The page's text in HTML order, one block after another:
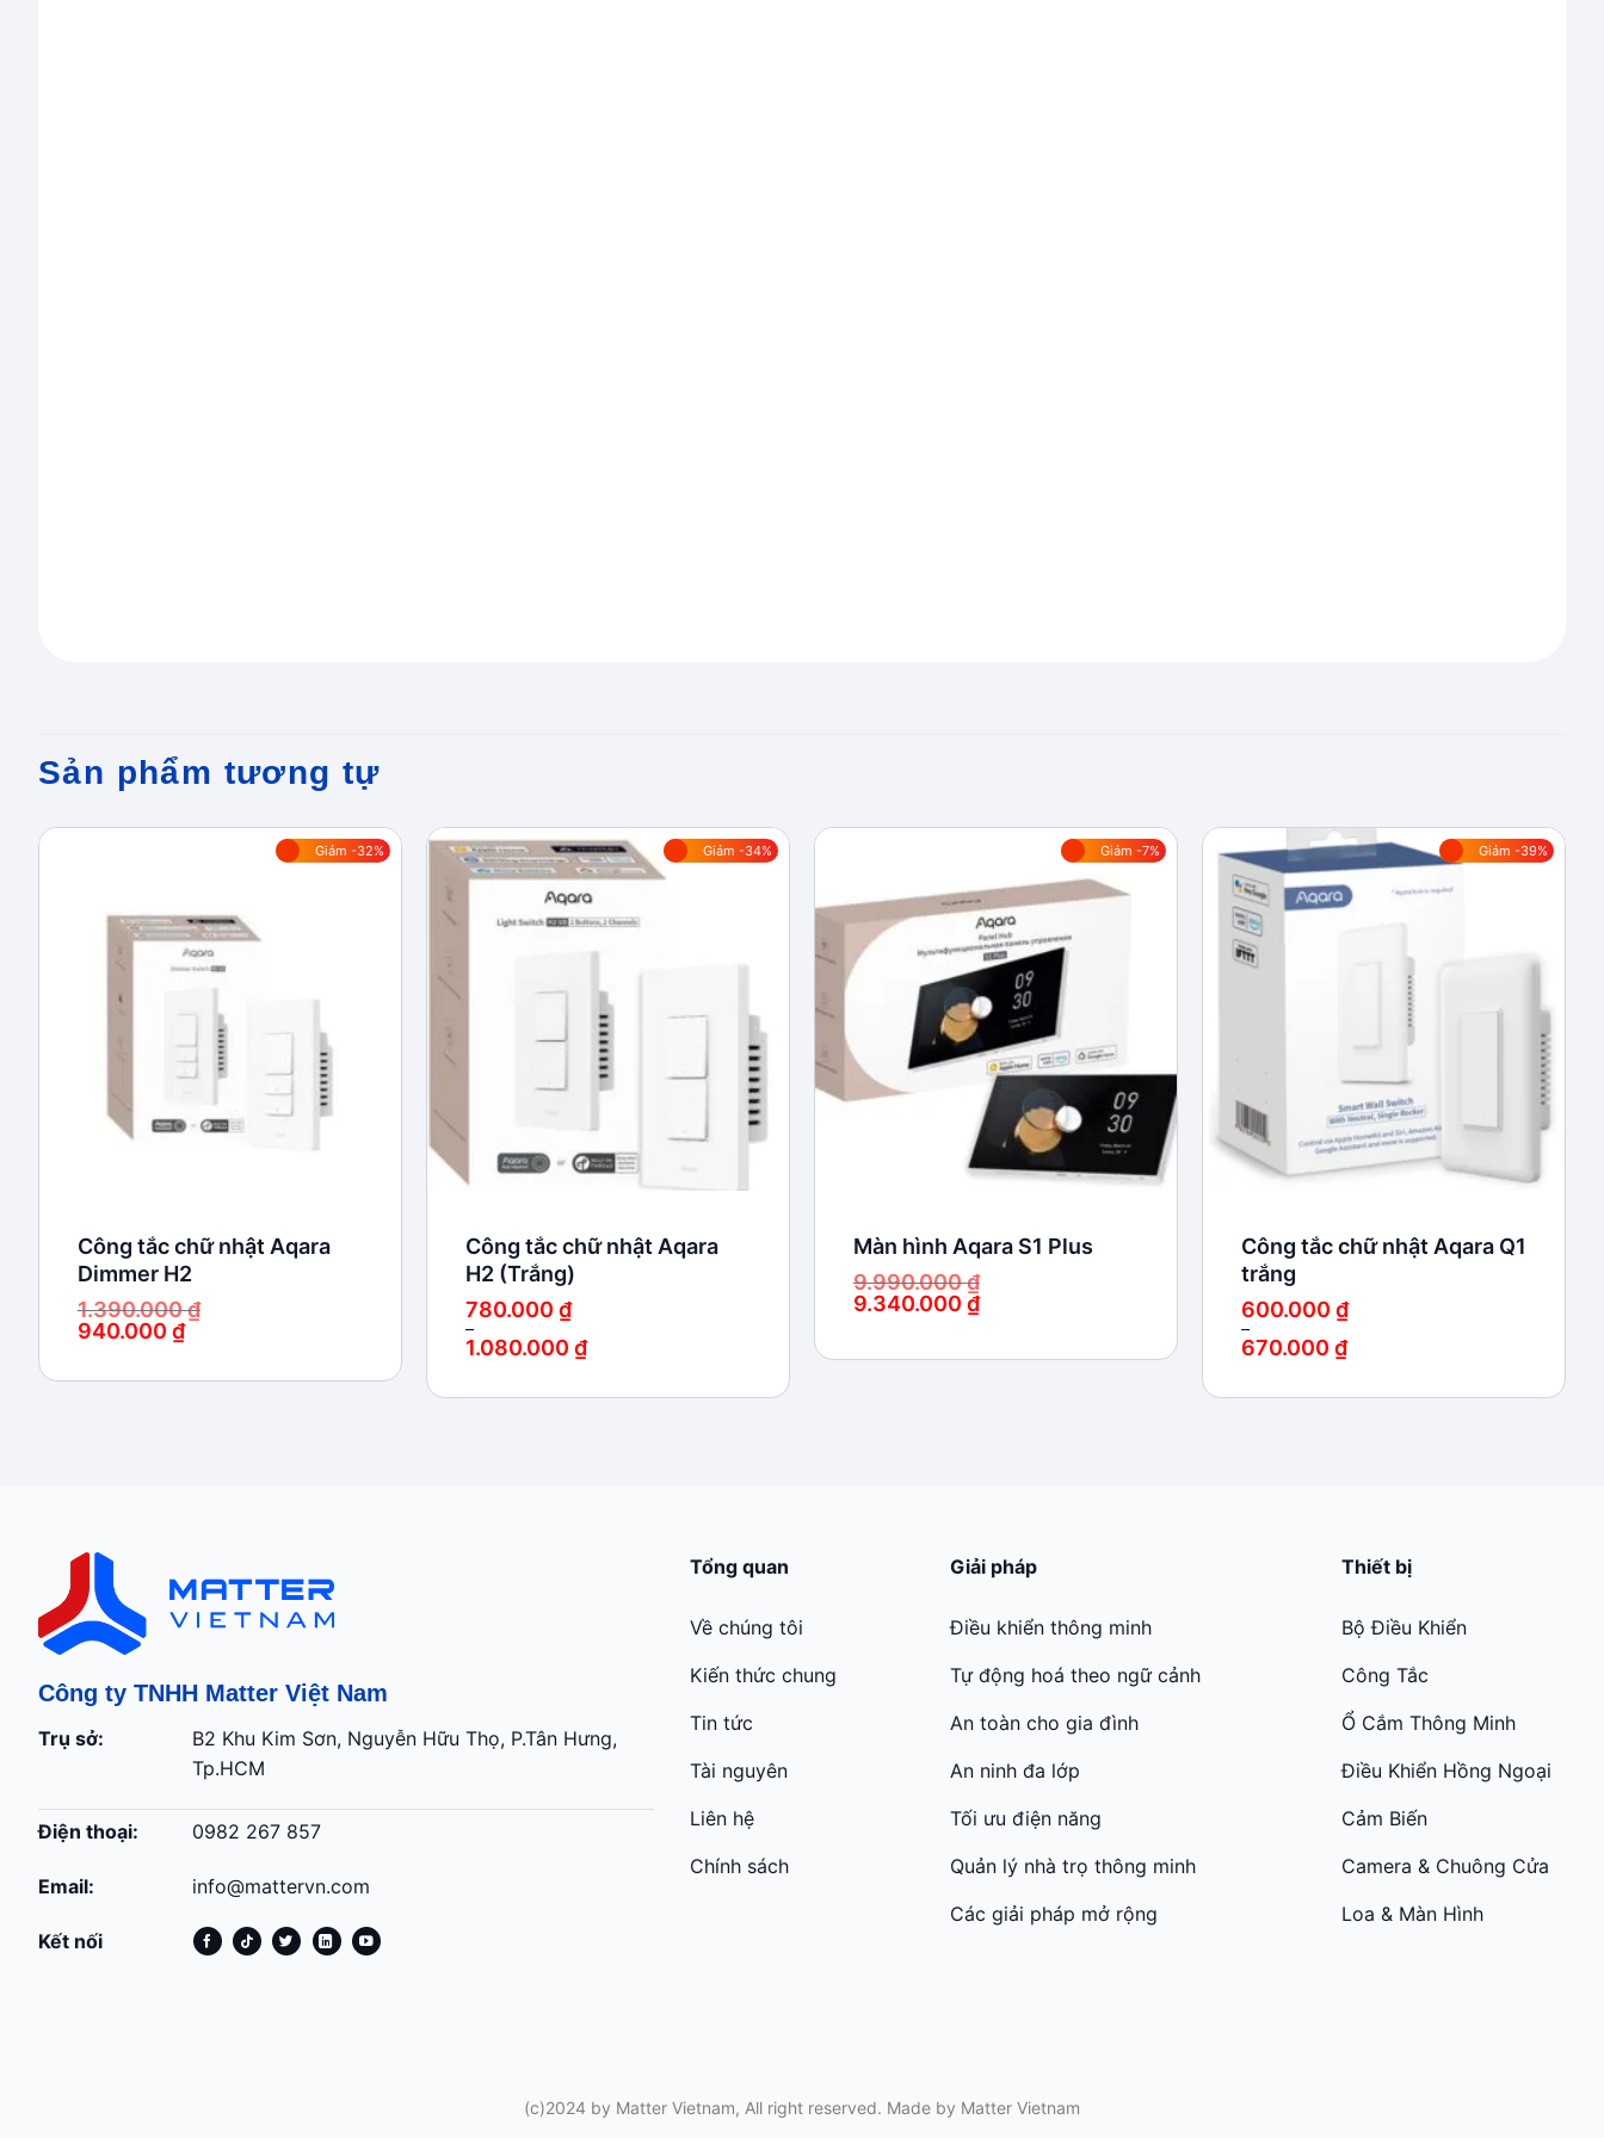
Sản phẩm tương tự
Giảm -32%
Công tắc chữ nhật Aqara
Dimmer H2
1.390.000₫
là:
940.000 ₫
tại
Giảm -34%
Công tắc chữ nhật Aqara
H2 (Trắng)
780.000 ₫
–
1.080.000 ₫
từ
Giảm -7%
Add to
Màn hình Aqara S1 Plus
9.990.000₫
9.340.000 ₫
Giảm -39%
Công tắc chữ nhật Aqara Q1
trắng
600.000 ₫
–
670.000 ₫
từ
Công ty TNHH Matter Việt Nam
Trụ sở:
B2 Khu Kim Sơn, Nguyễn Hữu Thọ, P.Tân Hưng,
Tp.HCM
Điện thoại: 0982 267 857
Email: info@mattervn.com
Kết nối
Tổng quan
Về chúng tôi
Kiến thức chung
Tin tức
Tài nguyên
Liên hệ
Chính sách
Giải pháp
Điều khiển thông minh
Tự động hoá theo ngữ cảnh
An toàn cho gia đình
An ninh đa lớp
Tối ưu điện năng
Quản lý nhà trọ thông minh
Các giải pháp mở rộng
Thiết bị
Bộ Điều Khiển
Công Tắc
Ổ Cắm Thông Minh
Điều Khiển Hồng Ngoại
Cảm Biến
Camera & Chuông Cửa
Loa & Màn Hình
(c)2024 by Matter Vietnam, All right reserved. Made by Matter Vietnam